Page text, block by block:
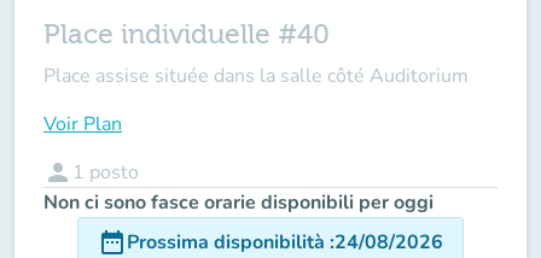
Place individuelle #40
Place assise située dans la salle côté Auditorium
Voir Plan
person 1 posto
Non ci sono fasce orarie disponibili per oggi
date_rangeProssima disponibilità :24/08/2026